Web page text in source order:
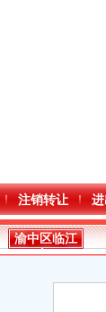
注销转让
渝中区临江
门